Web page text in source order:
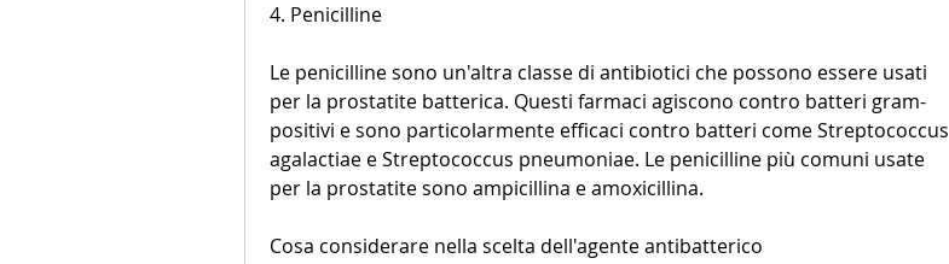
4. Penicilline
Le penicilline sono un'altra classe di antibiotici che possono essere usati
per la prostatite batterica. Questi farmaci agiscono contro batteri gram-
positivi e sono particolarmente efficaci contro batteri come Streptococcus
agalactiae e Streptococcus pneumoniae. Le penicilline più comuni usate
per la prostatite sono ampicillina e amoxicillina.
Cosa considerare nella scelta dell'agente antibatterico